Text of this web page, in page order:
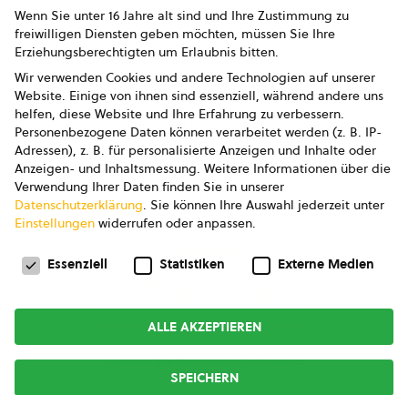
Impressum
Datenschutz
AGB
AGB Marketing GmbH
AGB Bildung
Newsletter
Copyright © 2026bio austria
Wenn Sie unter 16 Jahre alt sind und Ihre Zustimmung zu
freiwilligen Diensten geben möchten, müssen Sie Ihre
Erziehungsberechtigten um Erlaubnis bitten.
Wir verwenden Cookies und andere Technologien auf unserer
Website. Einige von ihnen sind essenziell, während andere uns
helfen, diese Website und Ihre Erfahrung zu verbessern.
Personenbezogene Daten können verarbeitet werden (z. B. IP-
Adressen), z. B. für personalisierte Anzeigen und Inhalte oder
Anzeigen- und Inhaltsmessung. Weitere Informationen über die
Verwendung Ihrer Daten finden Sie in unserer
Datenschutzerklärung. Sie können Ihre Auswahl jederzeit unter
Einstellungen widerrufen oder anpassen.
Datenschutzeinstellungen
Essenziell Statistiken Externe Medien
ALLE AKZEPTIEREN
SPEICHERN